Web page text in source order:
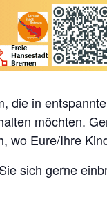
die in
möchten.
wo Eure/Ihre
sich gerne